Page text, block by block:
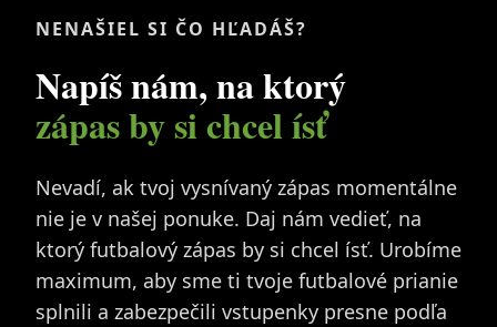
NENAŠIEL SI ČO HĽADÁŠ?
Napíš nám, na ktorý
zápas by si chcel ísť
Nevadí, ak tvoj vysnívaný zápas momentálne
nie je v našej ponuke. Daj nám vedieť, na
ktorý futbalový zápas by si chcel ísť. Urobíme
maximum, aby sme ti tvoje futbalové prianie
splnili a zabezpečili vstupenky presne podľa